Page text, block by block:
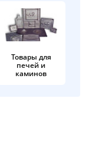
Товары для
печей и
каминов